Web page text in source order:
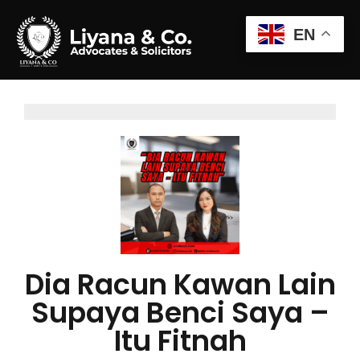
Dia Racun Kawan Lain
Supaya Benci Saya –
Itu Fitnah
EN